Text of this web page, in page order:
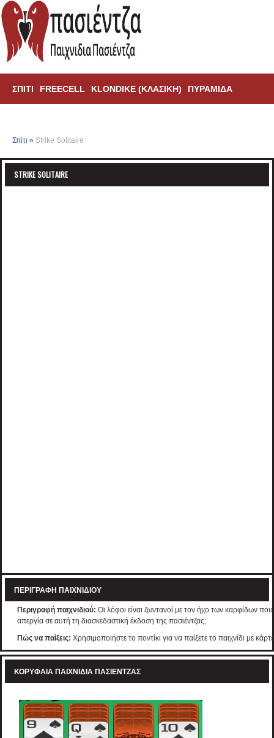
ΣΠΊΤΙ FREECELL KLONDIKE (ΚΛΑΣΙΚΗ) ΠΥΡΑΜΊΔΑ
Σπίτι » Strike Solitaire
STRIKE SOLITAIRE
ΠΕΡΙΓΡΑΦΉ ΠΑΙΧΝΙΔΙΟΎ
Περιγραφή παιχνιδιού: Οι λόφοι είναι ζωντανοί με τον ήχο των καρφίδων
απεργία σε αυτή τη διασκεδαστική έκδοση της πασιέντζας;
Πώς να παίξεις: Χρησιμοποιήστε το ποντίκι για να παίξετε το παιχνίδι με
ΚΟΡΥΦΑΊΑ ΠΑΙΧΝΊΔΙΑ ΠΑΣΙΈΝΤΖΑΣ